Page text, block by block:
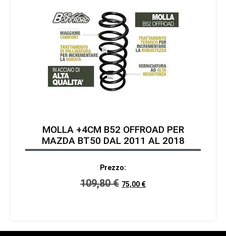
MOLLA +4CM B52 OFFROAD PER
MAZDA BT50 DAL 2011 AL 2018
Prezzo:
109,80€ 75,00 €